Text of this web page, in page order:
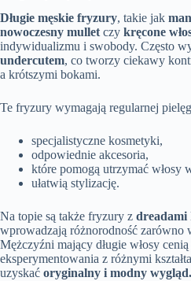
Długie męskie fryzury, takie jak
nowoczesny mulletczy kręcone
indywidualizmu i swobody. Często
undercutem, co tworzy ciekawy
a krótszymi bokami.
Te fryzury wymagają regularnej
specjalistyczne kosmetyki,
odpowiednie akcesoria,
które pomogą utrzymać włosy
ułatwią stylizację.
Na topie są także fryzury z dreadami
wprowadzają różnorodność zarówno
Mężczyźni mający długie włosy
eksperymentowania z różnymi
uzyskać oryginalny i modny wygląd.